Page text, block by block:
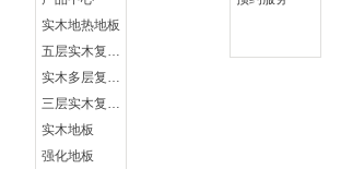
实木地热地板
五层实木复合地板
实木多层复合地板
三层实木复合地板
实木地板
强化地板